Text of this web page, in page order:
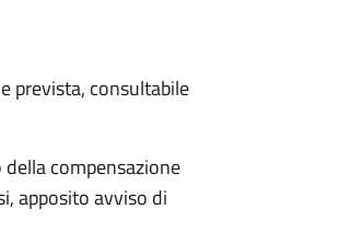
prevista, consultabile
compensazione
apposito avviso di